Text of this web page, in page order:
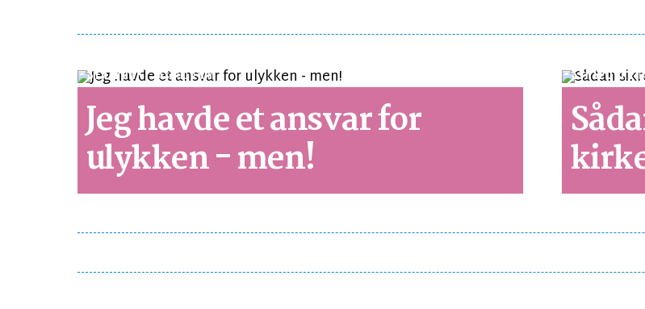
SYNSPUNKT LÆSETID 1 MIN.
Jeg havde et ansvar for
ulykken - men!
SYNSPUNKT